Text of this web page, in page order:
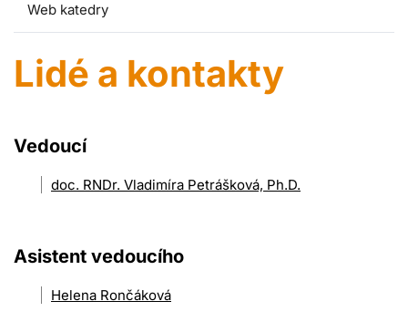
Web katedry
Lidé a kontakty
Vedoucí
doc. RNDr. Vladimíra Petrášková, Ph.D.
Asistent vedoucího
Helena Rončáková